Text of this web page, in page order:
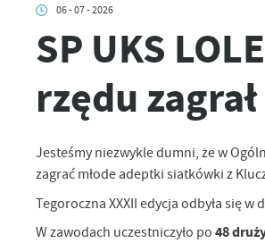
06 - 07 - 2026
SP UKS
rzędu
Jesteśmy niezwykle dumni, że w
zagrać młode adeptki siatkówki z
Tegoroczna XXXII edycja odbyła się
W zawodach uczestniczyło po 48